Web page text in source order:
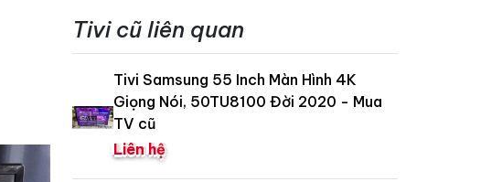
Tivi cũ liên quan
Tivi Samsung 55 Inch Màn Hình 4K
Giọng Nói, 50TU8100 Đời 2020 - Mua
TV cũ
Liên hệ